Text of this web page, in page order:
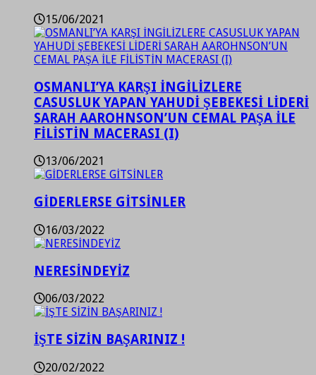
15/06/2021
OSMANLI’YA KARŞI İNGİLİZLERE
CASUSLUK YAPAN YAHUDİ ŞEBEKESİ LİDERİ
SARAH AAROHNSON’UN CEMAL PAŞA İLE
FİLİSTİN MACERASI (I)
13/06/2021
GİDERLERSE GİTSİNLER
16/03/2022
NERESİNDEYİZ
06/03/2022
İŞTE SİZİN BAŞARINIZ !
20/02/2022